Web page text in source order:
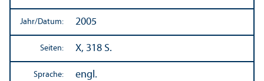
Jahr/Datum: 2005
Seiten: X, 318 S.
Sprache: engl.